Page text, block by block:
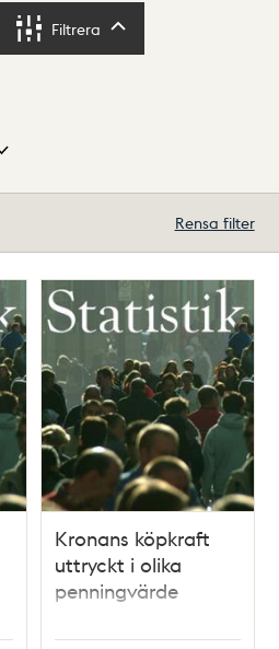
Filtrera
Rensa filter
Kronans köpkraft
uttryckt i olika
penningvärde